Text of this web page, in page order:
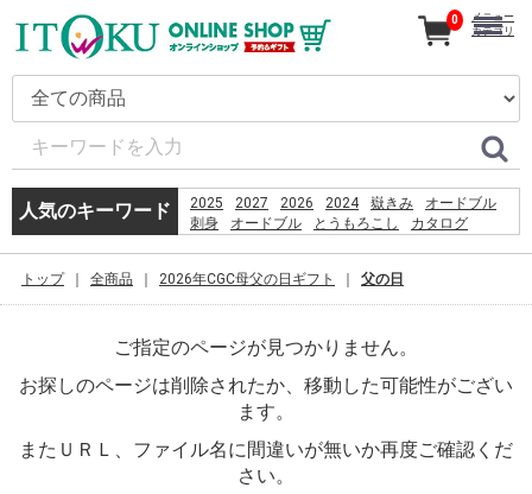
人気のキーワード 2025 2027 2026 2024 嶽きみ
オードブル
刺身
オードブル とうもろこし
カタログ
%D9%82%D8%B4%D9%85
%D8%B3%D8%A7%D8%AD%D9%84
%D8%B4%D9%86%D8%A7
%D8%AF%D8%A7%D8%B1%D8%AF%D8%9F
PSO2 %E8%8F%85%E6%B2%BC%E8%A3%95
0
メニュー
カテゴリ
トップ 全商品 2026年CGC母父の日ギフト 父の日
ご指定のページが見つかりません。
お探しのページは削除されたか、移動した可能性がござい
ます。
またＵＲＬ、ファイル名に間違いが無いか再度ご確認くだ
さい。